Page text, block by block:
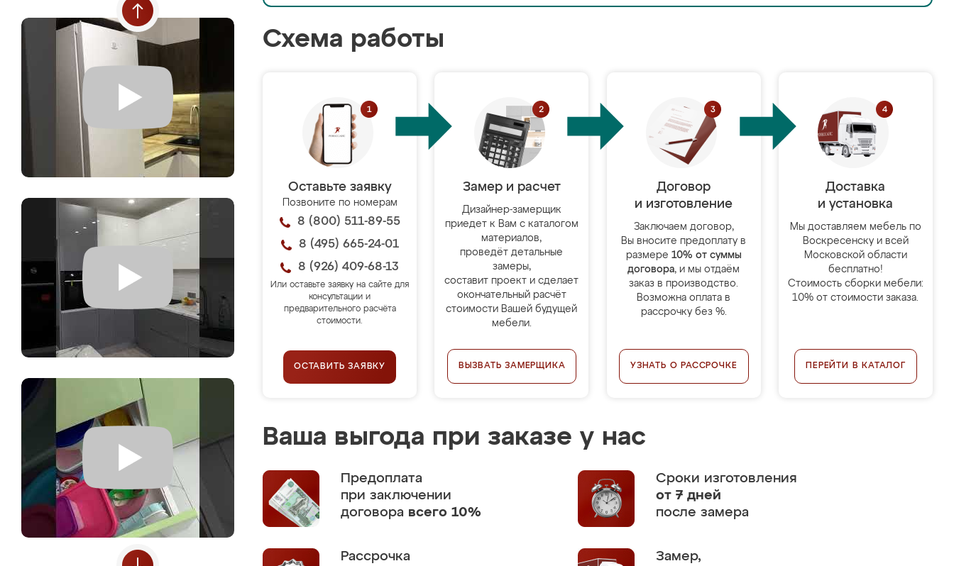
Схема работы
Оставьте заявку
Позвоните по номерам
8 (800) 511-89-55
8 (495) 665-24-01
8 (926) 409-68-13
Или оставьте заявку на сайте для
консультации и
предварительного расчёта
стоимости.
ОСТАВИТЬ ЗАЯВКУ
Замер и расчет
Дизайнер-замерщик
приедет к Вам с каталогом
материалов,
проведёт детальные
замеры,
составит проект и сделает
окончательный расчёт
стоимости Вашей будущей
мебели.
ВЫЗВАТЬ ЗАМЕРЩИКА
Договор
и изготовление
Заключаем договор,
Вы вносите предоплату в
размере 10% от суммы
договора, и мы отдаём
заказ в производство.
Возможна оплата в
рассрочку без %.
УЗНАТЬ О РАССРОЧКЕ
Доставка
и установка
Мы доставляем мебель по
Воскресенску и всей
Московской области
бесплатно!
Стоимость сборки мебели:
10% от стоимости заказа.
ПЕРЕЙТИ В КАТАЛОГ
Ваша выгода при заказе у нас
Предоплата
при заключении
договора всего 10%
Сроки изготовления
от 7 дней
после замера
Рассрочка
Замер,